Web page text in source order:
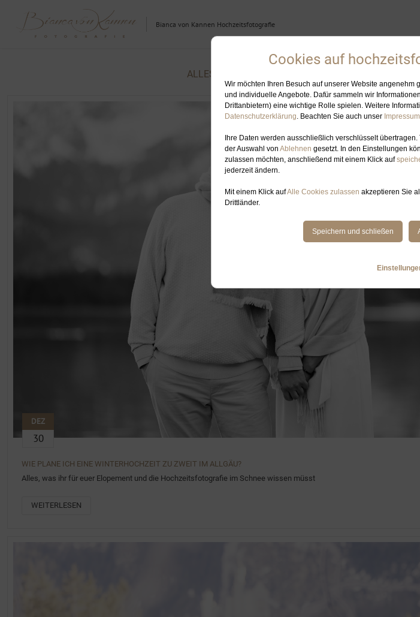
Bianca von Kannen Hochzeitsfotografie
ALLES ZUM SCHLAGWORT: SCHNEE
DEZ
30
WIE PLANE ICH EINE WINTERHOCHZEIT ZU ZWEIT IM ALLGÄU?
Alles, was ihr für euer Elopement und die Hochzeitsfotografie im Schnee wissen müsst
WEITERLESEN